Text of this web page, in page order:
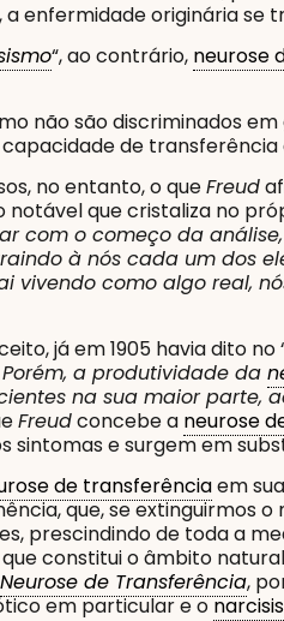
a enfermidade originária
“, ao contrário, neurose
não são discriminados
de
no entanto, o queFreud
notável que cristaliza no
com o começo da
à nós cada um dos
vivendo como algo real,
já em 1905 havia dito no
a produtividade da
na sua maior parte,
Freudconcebe a neurose
sintomas e surgem em
de transferênciaem
que, se
prescindindo de toda a
que constitui o âmbito
Neurose de Transferência,
em particular e o